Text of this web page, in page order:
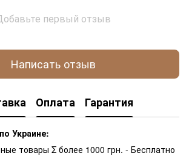
первый отзыв
Написать отзыв
Оплата Гарантия
Украине:
товары Σ более 1000 грн. - Бесплатно